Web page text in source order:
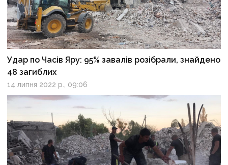
Удар по Часів Яру: 95% завалів розібрали, знайдено
48 загиблих
14 липня 2022 р., 09:06